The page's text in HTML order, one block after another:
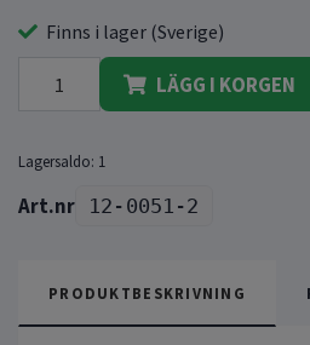
Finns i lager (Sverige)
LÄGG I KORGEN
Lagersaldo: 1
12-0051-2
PRODUKTBESKRIVNING